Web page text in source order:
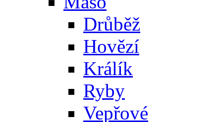
Drůběž
Hovězí
Králík
Ryby
Vepřové